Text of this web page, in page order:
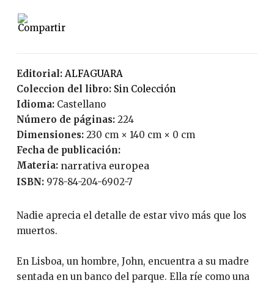
Editorial:
ALFAGUARA
Coleccion del libro:
Sin Colección
Idioma:
Castellano
Número de páginas:
224
Dimensiones: 230 cm × 140 cm × 0 cm
Fecha de publicación:
Materia: narrativa europea
ISBN: 978-84-204-6902-7
Nadie aprecia el detalle de estar vivo más que los
muertos.
En Lisboa, un hombre, John, encuentra a su madre
sentada en un banco del parque. Ella ríe como una